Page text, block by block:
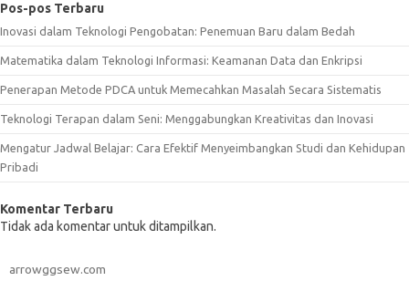
Pos-pos Terbaru
Inovasi dalam Teknologi Pengobatan: Penemuan Baru dalam Bedah
Matematika dalam Teknologi Informasi: Keamanan Data dan Enkripsi
Penerapan Metode PDCA untuk Memecahkan Masalah Secara Sistematis
Teknologi Terapan dalam Seni: Menggabungkan Kreativitas dan Inovasi
Mengatur Jadwal Belajar: Cara Efektif Menyeimbangkan Studi dan Kehidupan
Pribadi
Komentar Terbaru
Tidak ada komentar untuk ditampilkan.
arrowggsew.com